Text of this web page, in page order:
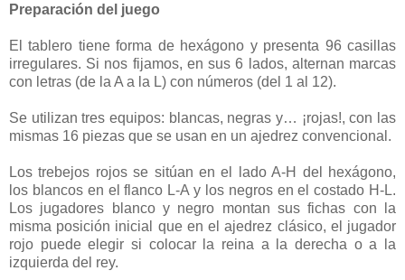
Preparación del juego
El tablero tiene forma de hexágono y presenta 96 casillas
irregulares. Si nos fijamos, en sus 6 lados, alternan marcas
con letras (de la A a la L) con números (del 1 al 12).
Se utilizan tres equipos: blancas, negras y… ¡rojas!, con las
mismas 16 piezas que se usan en un ajedrez convencional.
Los trebejos rojos se sitúan en el lado A-H del hexágono,
los blancos en el flanco L-A y los negros en el costado H-L.
Los jugadores blanco y negro montan sus fichas con la
misma posición inicial que en el ajedrez clásico, el jugador
rojo puede elegir si colocar la reina a la derecha o a la
izquierda del rey.